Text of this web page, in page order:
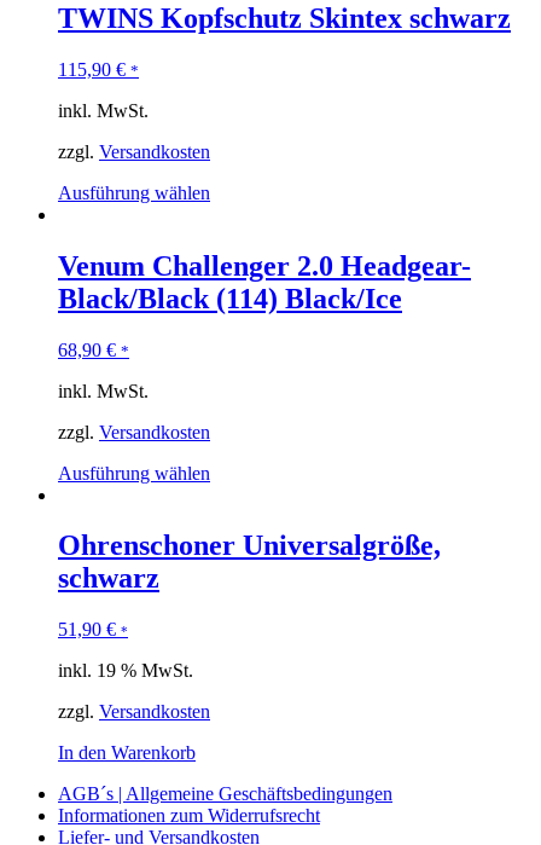
TWINS Kopfschutz Skintex schwarz
115,90 € *
inkl. MwSt.
zzgl. Versandkosten
Ausführung wählen
Venum Challenger 2.0 Headgear-
Black/Black (114) Black/Ice
68,90 € *
inkl. MwSt.
zzgl. Versandkosten
Ausführung wählen
Ohrenschoner Universalgröße,
schwarz
51,90 € *
inkl. 19 % MwSt.
zzgl. Versandkosten
In den Warenkorb
AGB´s | Allgemeine Geschäftsbedingungen
Informationen zum Widerrufsrecht
Liefer- und Versandkosten